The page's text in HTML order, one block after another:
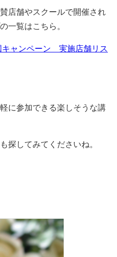
店舗やスクールで開催され
一覧はこちら。
キャンペーン 実施店舗リス
に参加できる楽しそうな講
探してみてくださいね。